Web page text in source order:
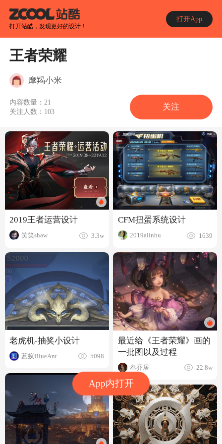
打开站酷，发现更好的设计！
打开App
App内打开
王者荣耀
摩羯小米
内容数量： 21
关注人数： 103
关注
2019王者运营设计
笑笑shaw 3.3w
老虎机-抽奖小设计
蓝蚁BlueAnt 5098
CFM扭蛋系统设计
2019alinhu 1639
最近给《王者荣耀》画的
一批图以及过程
叁乔居 22.8w